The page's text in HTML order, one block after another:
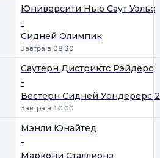
Юниверсити Нью Саут Уэльс
-
Сидней Олимпик
Завтра в 08:30
Саутерн Дистриктс Рэйдерс
-
Вестерн Сидней Уондерерс 2
Завтра в 10:00
Мэнли Юнайтед
-
Маркони Сталлионз